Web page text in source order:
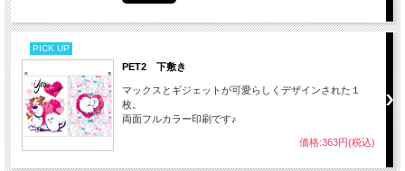
PICK UP
PET2 下敷き
マックスとギジェットが可愛らしくデザインされた１
枚。
両面フルカラー印刷です♪
価格:363円(税込)